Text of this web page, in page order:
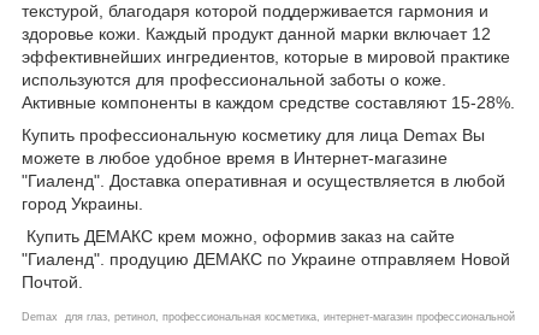
текстурой, благодаря которой поддерживается гармония и
здоровье кожи. Каждый продукт данной марки включает 12
эффективнейших ингредиентов, которые в мировой практике
используются для профессиональной заботы о коже.
Активные компоненты в каждом средстве составляют 15-28%.
Купить профессиональную косметику для лица Demax Вы
можете в любое удобное время в Интернет-магазине
"Гиаленд". Доставка оперативная и осуществляется в любой
город Украины.
Купить ДЕМАКС крем можно, оформив заказ на сайте
"Гиаленд". продуцию ДЕМАКС по Украине отправляем Новой
Почтой.
Demax для глаз, ретинол, профессиональная косметика, интернет-магазин профессиональной